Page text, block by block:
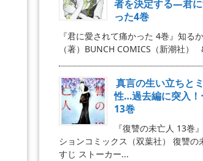
者を決定する―君
った4巻
『君に愛されて痛かった 4巻』知る
（著）BUNCH COMICS（新潮社）
真言の生い立ちと
性…過去編に突入！
13巻
『復讐の未亡人 13巻
ションコミックス（双葉社） 復讐の
すじ ストーカー...